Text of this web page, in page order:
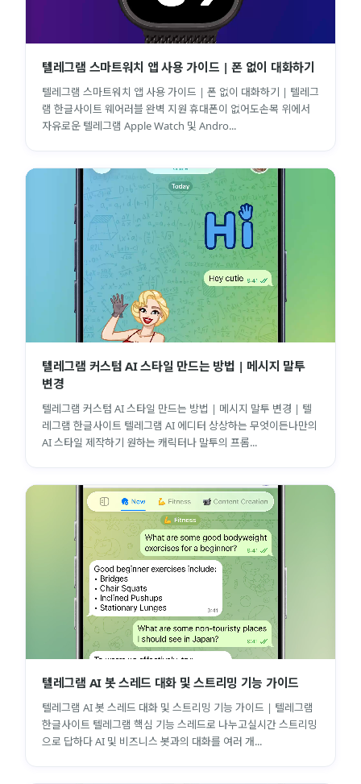
텔레그램 스마트워치 앱 사용 가이드 | 폰 없이 대화하기
텔레그램 스마트워치 앱 사용 가이드 | 폰 없이 대화하기 | 텔레그
램 한글사이트 웨어러블 완벽 지원 휴대폰이 없어도손목 위에서
자유로운 텔레그램 Apple Watch 및 Andro...
텔레그램 커스텀 AI 스타일 만드는 방법 | 메시지 말투
변경
텔레그램 커스텀 AI 스타일 만드는 방법 | 메시지 말투 변경 | 텔
레그램 한글사이트 텔레그램 AI 에디터 상상하는 무엇이든나만의
AI 스타일 제작하기 원하는 캐릭터나 말투의 프롬...
텔레그램 AI 봇 스레드 대화 및 스트리밍 기능 가이드
텔레그램 AI 봇 스레드 대화 및 스트리밍 기능 가이드 | 텔레그램
한글사이트 텔레그램 핵심 기능 스레드로 나누고실시간 스트리밍
으로 답하다 AI 및 비즈니스 봇과의 대화를 여러 개...